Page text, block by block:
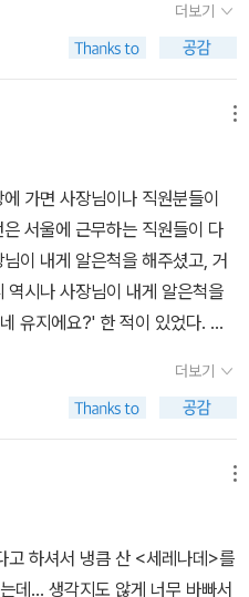
기로 환승해 비즈니스석의 안락
곁들인 기내식 서비스 후에 노
써 둔 원고라 한 ‘작품’을 만들기
하지만. 이스탄불 대학의 계약
러운 일로 해고 직전에 사직서
미. 전남편 아흐메트는 큰 키에
닌 매우 빼어난 미남으로 외모
유부단을 여성스런 섬세함을 지
게 후회하며 8년 전 이혼서류에
결에도 불구하고 위자료는커녕
육비도 한 푼 보태주지 않아 엄
착같이 업무에 매달렸지만 그만
렌드. 이혼을 경험한 마야는 자
매어 상처받고 싶지 않아 절대
러 여성과 애인관계를 맺고 있
산관리인이라는 명함을 가지고
만 구르는 재주가 있어서 극단
의 튀르키예에서 마야의 전 재산
것뿐이다. 하지만 내가 언제 어
을 살아오며 어설프게나마 깨우
건지...), 정말 앞날만큼은 알 수
지가 와도 모를 일이지. 그리고
도 그대로 유지되면 좋겠다만,
날이 아니구나!’ 싶은 개떡 같은
는 화려한 수식어구가 필요치
있었던 사람들의 글을 찬찬히 읽
잊고 몰입한다. 그러다 문득,
틈새가 내게도 있었던 거구나 싶
. 그렇게 지나가진다. 그러고는
이야기다. 이놈의 손가락이 인
앞서고, 참는 마음은 늘 한발 늦
세계로 쉽게 발을 들일 기회를
에도 먼저 읽고 좋은 리뷰를 남
을 소박한 땡투에 꾹꾹 눌러 담았
이야기가 길어졌으니, 새 책 이
토옙스키, 톨스토이, 내가 주장
꾸 순서가 뒤로 밀렸다가 정작
으름은 틀림없이 ‘천재성이 없
하다. 나도 나머지 삶을 이렇게
시 두 권의 빵빵한 분량, 감안하
리나 강의 다리> 이 책, 내 최
라 호오가 있을 듯. 10년 전, 2
으로 선정했을 만큼 대단한 임
자의 결정이 최종 심판이다. 16
당시 보스니아 지역에서 튀르
세기 초까지의 파란만장했던 다
수밭> 영화보다 더 재미있는
불행하고 참혹했던 과거에 관
대 초반까지 강태공의 제나라
난과 이 속에 끼어 죽을똥 살똥했
녀상열지사! 이 책 읽고나서 공
다는 걸 알게 됐지 뭐야. 모옌
상자를 열었는데…열었는데…
은 내가 살만한 제목이 아니었
생소한 책들…깨끗하지만 제목부
그렇구나…부자는 천천히 벌지
하다 그렇지만 이게 무슨 일일
반대편에서 역시나 엉뚱한 소설
계신 걸 확인했다. 우연히도 둘
대로 간 모양이었다. 제 책들은
지 않고 구매자끼리 서로 보내
의가 되어서 다행이지만… (아니
시간은 택배 까고, 연락하고,
중이 되었다… 그러고보면 거의 2
에 꼽힐 정도로 희소한 경우인
도 (실물로) 확인할 수 있는 좋
적어 보냈다가 겉과 속의 이름 틀
생각났다. (왜? ㅋㅋㅋㅋㅋ) 같
더보기
가면 사장님이나 직원분들이
서울에 근무하는 직원들이 다
이 내게 알은척을 해주셨고, 거
역시나 사장님이 내게 알은척을
유지에요?' 한 적이 있었다. ㅋ
'어쩜 그렇게 맛있게 먹어요?
다. ㅋㅋㅋㅋㅋㅋㅋㅋㅋㅋㅋ
ㅋㅋㅋㅋㅋㅋㅋㅋㅋㅋㅋㅋㅋ
불쾌한 경험을 거의 한 적이 없
하는 편이다. 지난주에도 단골 레
주를 받아서 동행 한 명이 '얘랑
. 계속 같이 다녀야 돼' 하기도
더보기
고 하셔서 냉큼 산 <세레나데>를
데... 생각지도 않게 너무 바빠서